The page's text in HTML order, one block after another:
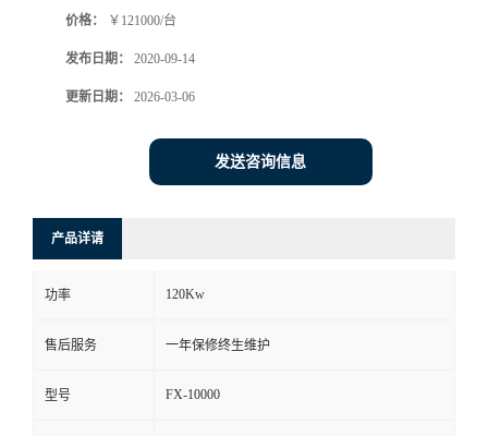
价格： ￥121000/台
发布日期： 2020-09-14
更新日期： 2026-03-06
发送咨询信息
产品详请
功率 120Kw
售后服务 一年保修终生维护
型号 FX-10000